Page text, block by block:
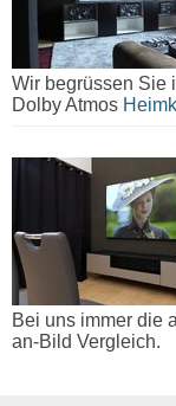
Wir begrüssen Sie
Dolby Atmos
Bei uns immer die
an-Bild Vergleich.